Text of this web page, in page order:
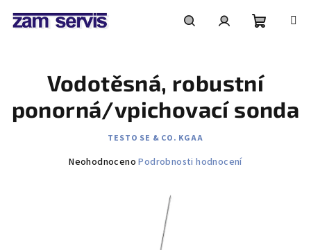
košík
Vodotěsná, robustní
ponorná/vpichovací sonda
TESTO SE & CO. KGAA
Průměrné
Neohodnoceno Podrobnosti hodnocení